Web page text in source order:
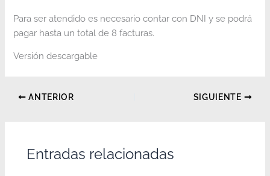
Para ser atendido es necesario contar con DNI y se podrá
pagar hasta un total de 8 facturas.
Versión descargable
ANTERIOR SIGUIENTE
Entradas relacionadas